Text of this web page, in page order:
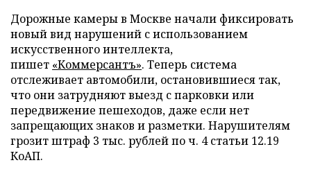
Дорожные камеры в Москве начали фиксировать
новый вид нарушений с использованием
искусственного интеллекта,
пишет «Коммерсантъ». Теперь система
отслеживает автомобили, остановившиеся так,
что они затрудняют выезд с парковки или
передвижение пешеходов, даже если нет
запрещающих знаков и разметки. Нарушителям
грозит штраф 3 тыс. рублей по ч. 4 статьи 12.19
КоАП.